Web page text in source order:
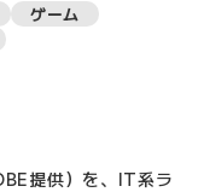
ゲーム
提供）を、IT系ラ